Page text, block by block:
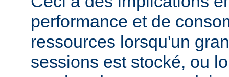
performance et de
ressources lorsqu'un
sessions est stocké, ou